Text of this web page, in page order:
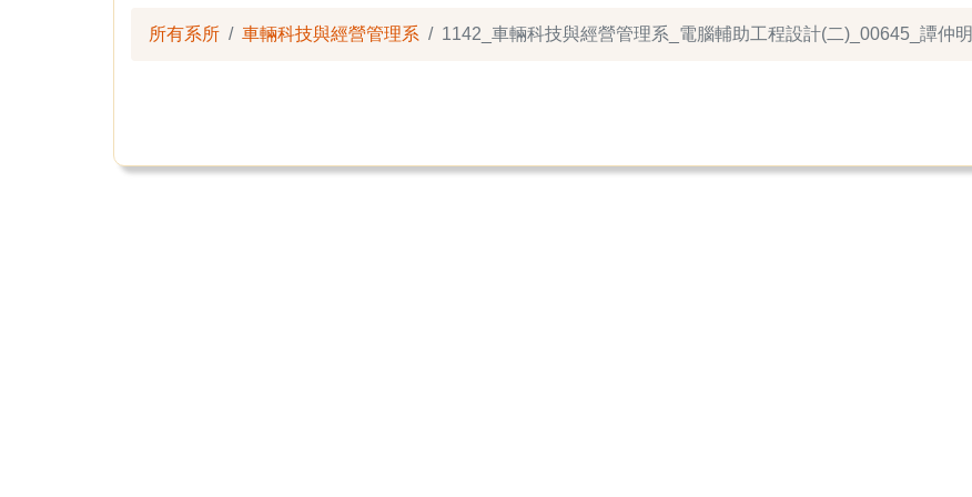
所有系所 車輛科技與經營管理系 1142_車輛科技與經營管理系_電腦輔助工程設計(二)_00645_譚仲明